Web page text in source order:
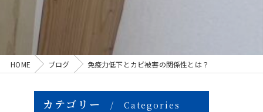
HOME ブログ 免疫力低下とカビ被害の関係性とは？
カテゴリー Categories